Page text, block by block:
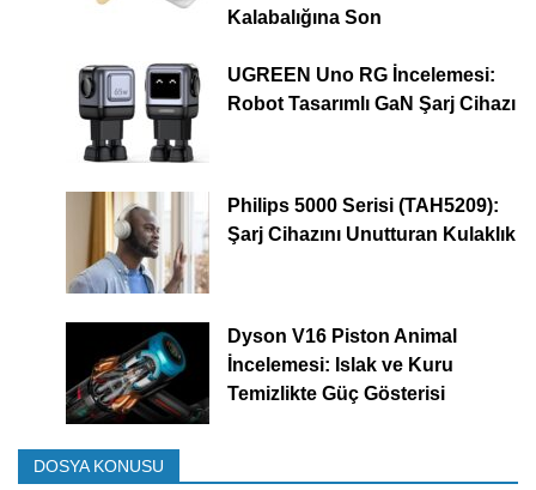
Kalabalığına Son
UGREEN Uno RG İncelemesi:
Robot Tasarımlı GaN Şarj Cihazı
Philips 5000 Serisi (TAH5209):
Şarj Cihazını Unutturan Kulaklık
Dyson V16 Piston Animal
İncelemesi: Islak ve Kuru
Temizlikte Güç Gösterisi
DOSYA KONUSU